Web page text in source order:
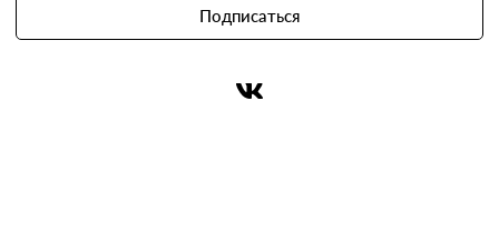
Подписаться